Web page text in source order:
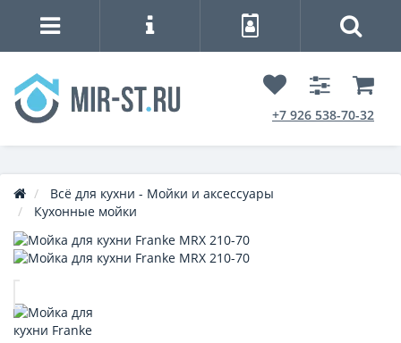
+7 926 538-70-32
Всё для кухни - Мойки и аксессуары
Кухонные мойки